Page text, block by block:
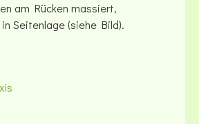
am Rücken massiert,
Seitenlage (siehe Bild).